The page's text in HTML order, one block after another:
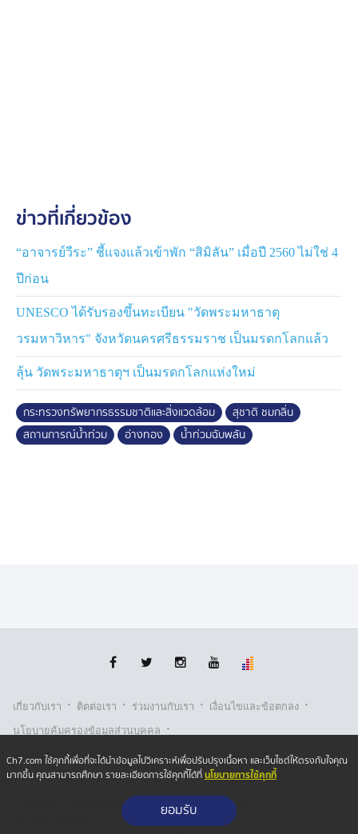
ในการขนย้ายผู้ป่วยและผู้สูงอายุ หากสถานการณ์ยังคง
พร้อมกันนี้ ได้สั่งการให้ นายก่อเกียรติ กุลหกูล ผู้อำนวยการ
อ่างทอง ประสานการทำงานร่วมกับผู้ว่าราชการจังหวัด
อ่างทอง เพื่อบูรณาการความช่วยเหลือกับหน่วยงานในพื้นที่
นายสุชาติ ชมกลิ่น กล่าวย้ำว่า กระทรวง
ทรัพยากรธรรมชาติและสิ่งแวดล้อมจะระดมทรัพยากรทุก
ด้าน ทั้งกำลังคน อากาศยาน และเครื่องมือสนับสนุนภาค
สนาม เพื่อช่วยเหลือประชาชนที่ได้รับผลกระทบอย่างเต็มที่
พร้อมติดตามสถานการณ์อย่างใกล้ชิดตลอด 24 ชั่วโมง
ข่าวที่เกี่ยวข้อง
“อาจารย์วีระ” ชี้แจงแล้วเข้าพัก “สิมิลัน” เมื่อปี 2560 ไม่ใช่ 4
ปีก่อน
UNESCO ได้รับรองขึ้นทะเบียน "วัดพระมหาธาตุ
วรมหาวิหาร" จังหวัดนครศรีธรรมราช เป็นมรดกโลกแล้ว
ลุ้น วัดพระมหาธาตุฯ เป็นมรดกโลกแห่งใหม่
กระทรวงทรัพยากรธรรมชาติและสิ่งแวดล้อม
สุชาติ ชมกลิ่น
สถานการณ์น้ำท่วม
อ่างทอง น้ำท่วมฉับพลัน
เกี่ยวกับเรา · ติตต่อเรา · ร่วมงานกับเรา · เงื่อนไขและข้อตกลง ·
นโยบายคุ้มครองข้อมูลส่วนบุคคล ·
นโยบายคุ้มครองข้อมูลส่วนบุคคล (ออนไลน์) · นโยบายคุกกี้ ·
รับเรื่องร้องเรียน
Copyright © 2026 Bangkok Broadcasting & T.V. Co.,Ltd.
Ch7.com ใช้คุกกี้เพื่อที่จะได้นำข้อมูลไปวิเคราะห์เพื่อปรับปรุงเนื้อหา และเว็บไซต์ให้ตรงกับใจคุณ
มากขึ้น คุณสามารถศึกษา รายละเอียดการใช้คุกกี้ได้ที่นโยบายการใช้คุกกี้
ยอมรับ